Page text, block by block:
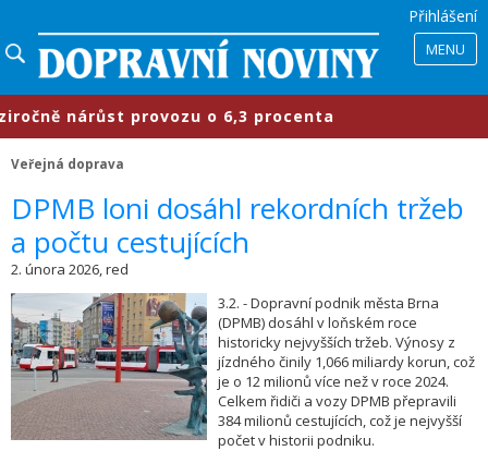
Přihlášení
MENU
nárůst provozu o 6,3 procenta
Veřejná doprava
​DPMB loni dosáhl rekordních tržeb
a počtu cestujících
2. února 2026, red
3.2. - Dopravní podnik města Brna
(DPMB) dosáhl v loňském roce
historicky nejvyšších tržeb. Výnosy z
jízdného činily 1,066 miliardy korun, což
je o 12 milionů více než v roce 2024.
Celkem řidiči a vozy DPMB přepravili
384 milionů cestujících, což je nejvyšší
počet v historii podniku.